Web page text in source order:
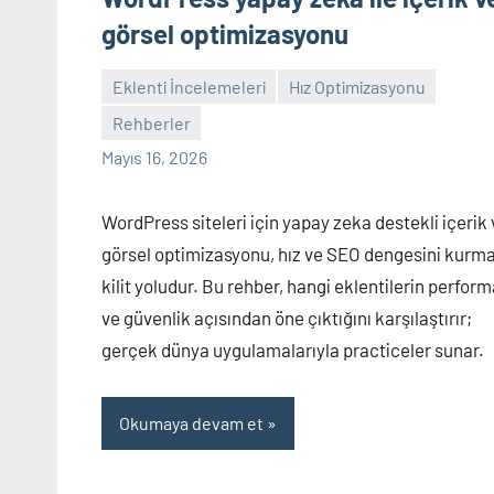
görsel optimizasyonu
Eklenti İncelemeleri
Hız Optimizasyonu
Rehberler
Mayıs 16, 2026
admin
Yorum
yapılmamış
WordPress siteleri için yapay zeka destekli içerik
görsel optimizasyonu, hız ve SEO dengesini
kilit yoludur. Bu rehber, hangi eklentilerin
ve güvenlik açısından öne çıktığını karşılaştırır;
gerçek dünya uygulamalarıyla practiceler sunar.
Okumaya devam et